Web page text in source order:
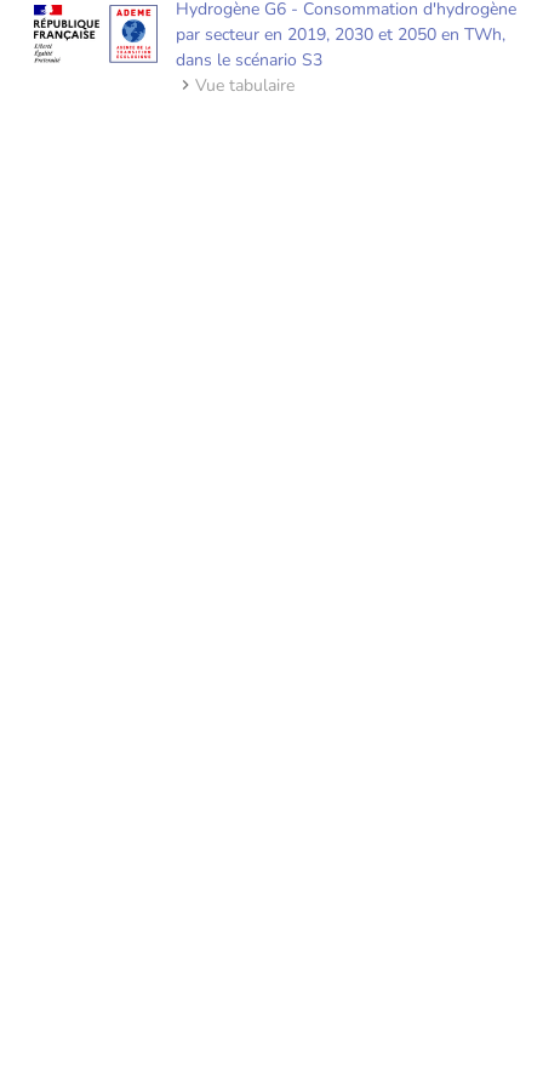
Hydrogène G6 - Consommation d'hydrogène
par secteur en 2019, 2030 et 2050 en TWh,
dans le scénario S3
Vue tabulaire